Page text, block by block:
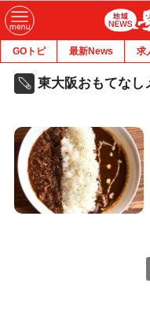
GOトピ 最新News 求
東大阪おもてなし